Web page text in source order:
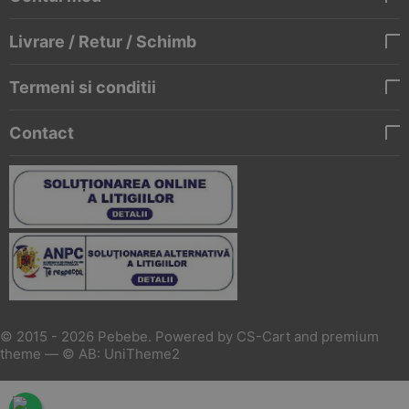
Livrare / Retur / Schimb
Termeni si conditii
Contact
© 2015 - 2026 Pebebe. Powered by CS-Cart and premium
theme — © AB: UniTheme2